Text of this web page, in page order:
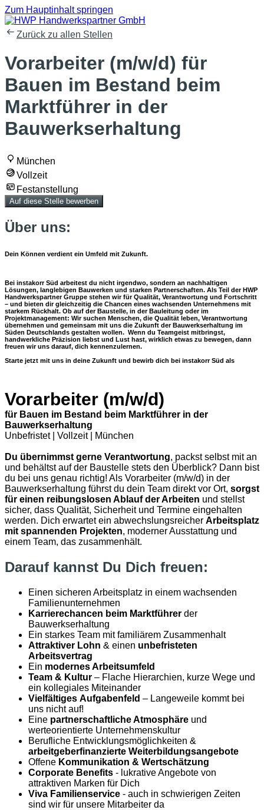
Zum Hauptinhalt springen
Zurück zu allen Stellen
Vorarbeiter (m/w/d) für
Bauen im Bestand beim
Marktführer in der
Bauwerkserhaltung
München
Vollzeit
Festanstellung
Auf diese Stelle bewerben
Über uns:
Dein Können verdient ein Umfeld mit Zukunft.
Bei instakorr Süd arbeitest du nicht irgendwo, sondern an nachhaltigen
Lösungen, langlebigen Bauwerken und starken Partnerschaften. Als Teil derHWP
Handwerkspartner Gruppe stehen wir für Qualität, Verantwortung und Fortschritt
– und bieten dir gleichzeitig die Chancen eines wachsenden Unternehmens mit
starkem Rückhalt. Ob auf der Baustelle, in der Bauleitung oder im
Projektmanagement: Wir suchen Menschen, die Qualität leben, Verantwortung
übernehmen und gemeinsam mit uns die Zukunft der Bauwerkserhaltung im
Süden Deutschlands gestalten wollen. Wenn du Teamgeist mitbringst,
handwerkliche Präzision liebst und Lust hast, wirklich etwas zu bewegen, dann
freuen wir uns darauf, dich kennenzulernen.
Starte jetzt mit uns in deine Zukunft und bewirb dich bei instakorr Süd als
Vorarbeiter (m/w/d)
für Bauen im Bestand beim Marktführer in der
Bauwerkserhaltung
Unbefristet | Vollzeit | München
Du übernimmst gerne Verantwortung, packst selbst mit an
und behältst auf der Baustelle stets den Überblick? Dann bist
du bei uns genau richtig! Als Vorarbeiter (m/w/d) in der
Bauwerkserhaltung führst du dein Team direkt vor Ort, sorgst
für einen reibungslosen Ablauf der Arbeiten und stellst
sicher, dass Qualität, Sicherheit und Termine eingehalten
werden. Dich erwartet ein abwechslungsreicher Arbeitsplatz
mit spannenden Projekten, moderner Ausstattung und
einem Team, das zusammenhält.
Darauf kannst Du Dich freuen:
Einen sicheren Arbeitsplatz in einem wachsenden
Familienunternehmen
Karrierechancen beim Marktführer der
Bauwerkserhaltung
Ein starkes Team mit familiärem Zusammenhalt
Attraktiver Lohn & einen unbefristeten
Arbeitsvertrag
Ein modernes Arbeitsumfeld
Team & Kultur – Flache Hierarchien, kurze Wege und
ein kollegiales Miteinander
Vielfältiges Aufgabenfeld – Langeweile kommt bei
uns nicht auf!
Eine partnerschaftliche Atmosphäre und
werteorientierte Unternehmenskultur
Berufliche Entwicklungsmöglichkeiten &
arbeitgeberfinanzierte Weiterbildungsangebote
Offene Kommunikation & Wertschätzung
Corporate Benefits - lukrative Angebote von
attraktiven Marken für Dich
Viva Familienservice - auch in schwierigen Zeiten
sind wir für unsere Mitarbeiter da